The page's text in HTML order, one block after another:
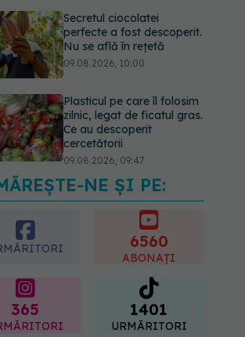
Secretul ciocolatei
perfecte a fost descoperit.
Nu se află în rețetă
09.08.2026, 10:00
Plasticul pe care îl folosim
zilnic, legat de ficatul gras.
Ce au descoperit
cercetătorii
09.08.2026, 09:47
Mai trebuie să numărăm
caloriile ca să slăbim? Ce
se schimbă în era
medicamentelor GLP-1
09.08.2026, 12:00
NE ȘI PE:
6560
ABONAȚI
365 1401
URMĂRITORI